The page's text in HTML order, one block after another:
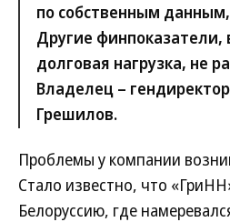
по собственным
Другие финпоказатели,
долговая нагрузка, не
Владелец –
Грешилов.
Проблемы у компании
Стало известно, что
Белоруссию, где